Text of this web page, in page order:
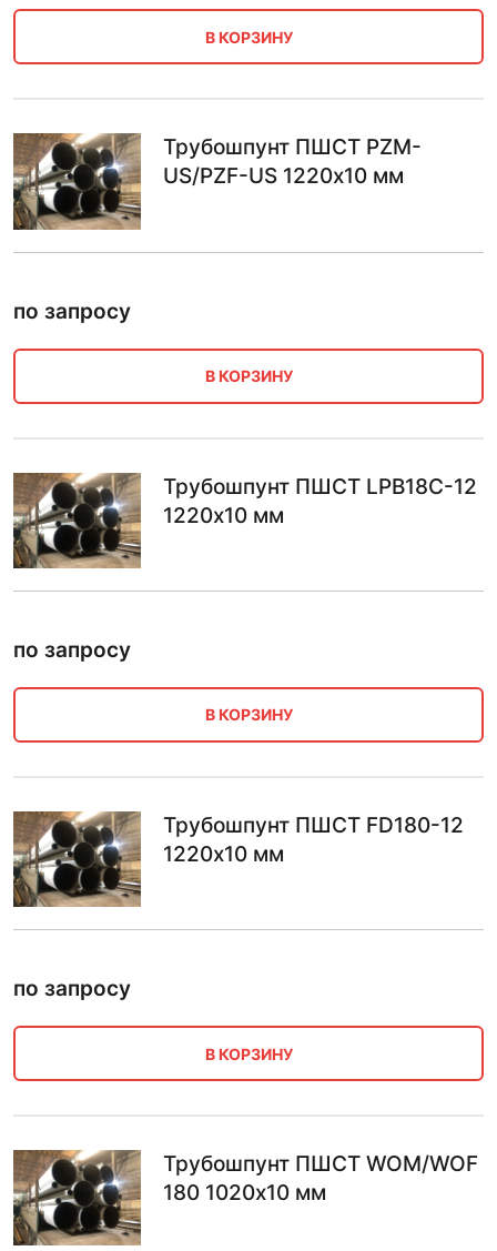
В КОРЗИНУ
Трубошпунт ПШСТ PZM-
US/PZF-US 1220х10 мм
по запросу
В КОРЗИНУ
Трубошпунт ПШСТ LPB18C-12
1220х10 мм
по запросу
В КОРЗИНУ
Трубошпунт ПШСТ FD180-12
1220х10 мм
по запросу
В КОРЗИНУ
Трубошпунт ПШСТ WOM/WOF
180 1020х10 мм